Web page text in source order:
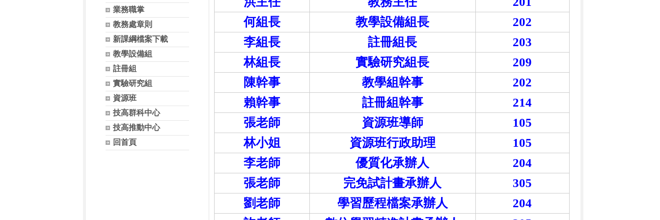
業務職掌
教務處章則
新課綱檔案下載
教學設備組
註冊組
實驗研究組
資源班
技高群科中心
技高推動中心
回首頁
何組長
教學設備組長
202
李組長
註冊組長
203
林組長
實驗研究組長
209
陳幹事
教學組幹事
202
賴幹事
註冊組幹事
214
張老師
資源班導師
105
林小姐
資源班行政助理
105
李老師
優質化承辦人
204
張老師
完免試計畫承辦人
305
劉老師
學習歷程檔案承辦人
204